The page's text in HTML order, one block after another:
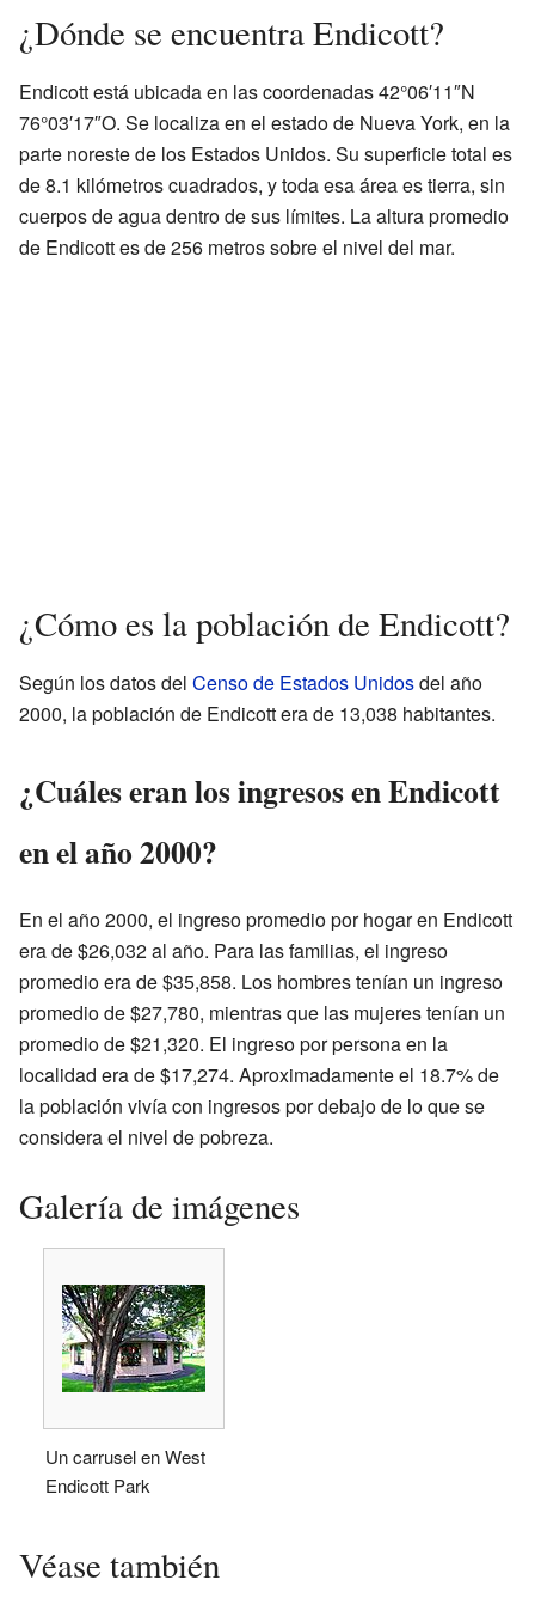
¿Dónde se encuentra Endicott?
Endicott está ubicada en las coordenadas 42°06′11″N
76°03′17″O. Se localiza en el estado de Nueva York, en la
parte noreste de los Estados Unidos. Su superficie total es
de 8.1 kilómetros cuadrados, y toda esa área es tierra, sin
cuerpos de agua dentro de sus límites. La altura promedio
de Endicott es de 256 metros sobre el nivel del mar.
¿Cómo es la población de Endicott?
Según los datos del Censo de Estados Unidosdel año
2000, la población de Endicott era de 13,038 habitantes.
¿Cuáles eran los ingresos en Endicott
en el año 2000?
En el año 2000, el ingreso promedio por hogar en Endicott
era de $26,032 al año. Para las familias, el ingreso
promedio era de $35,858. Los hombres tenían un ingreso
promedio de $27,780, mientras que las mujeres tenían un
promedio de $21,320. El ingreso por persona en la
localidad era de $17,274. Aproximadamente el 18.7% de
la población vivía con ingresos por debajo de lo que se
considera el nivel de pobreza.
Galería de imágenes
Un carrusel en West
Endicott Park
Véase también